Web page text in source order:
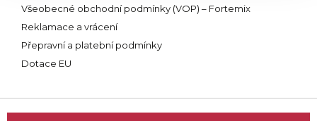
Všeobecné obchodní podmínky (VOP) – Fortemix
Reklamace a vrácení
Přepravní a platební podmínky
Dotace EU